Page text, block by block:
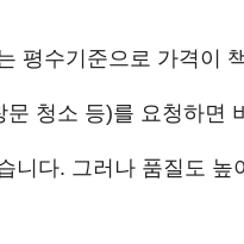
평수기준으로 가격이
청소 등)를 요청하면
니다. 그러나 품질도